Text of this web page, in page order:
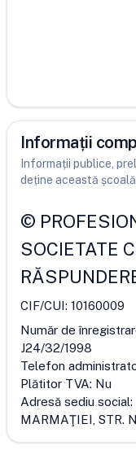
Informații
Informații publice,
deține această
©
SOCIETATE
CIF/CUI: 10160009
Număr de
J24/32/1998
Telefon
Plătitor TVA: Nu
Adresă sediu social:
MARMAŢIEI, STR.